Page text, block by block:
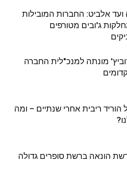
ועד אלביט: החברות המובילות
ג'ובים מטורפים
מונתה למנכ"לית החברה
הוריד ריבית אחרי שנתיים – ומה
הונאה ברשת סופרים גדולה